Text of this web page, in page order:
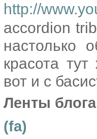
http://
accordion
настолько
красота
вот и с
Ленты
(fa)